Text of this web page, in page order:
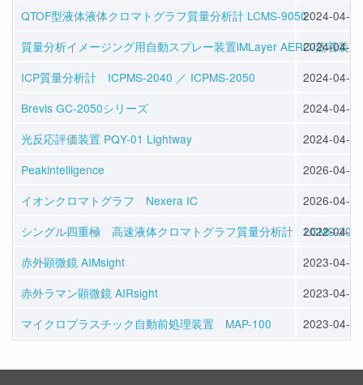
QTOF型液体液体クロマトグラフ質量分析計 LCMS-90502024-04-08
質量分析イメージング用自動スプレー装置iMLayer AERO/蒸着装
2024-04-08
ICP質量分析計 ICPMS-2040 ／ ICPMS-2050
2024-04-08
Brevis GC-2050シリーズ
2024-04-11
光反応評価装置 PQY-01 Lightway
2024-04-05
Peakintelligence
2026-04-07
イオンクロマトグラフ Nexera IC
2026-04-07
シングル四重極 高速液体クロマトグラフ質量分析計 LCMS-
2022-04-12
赤外顕微鏡 AIMsight
2023-04-06
赤外ラマン顕微鏡 AIRsight
2023-04-06
マイクロプラスチック自動前処理装置 MAP-100
2023-04-06